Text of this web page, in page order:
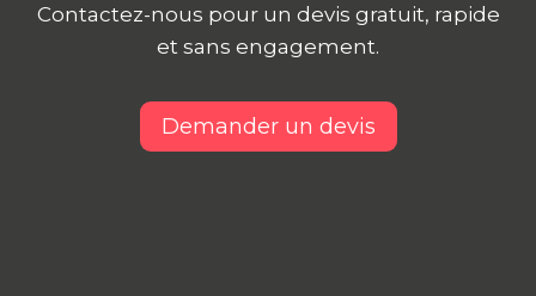
Contactez-nous pour un devis gratuit, rapide
et sans engagement.
Demander un devis